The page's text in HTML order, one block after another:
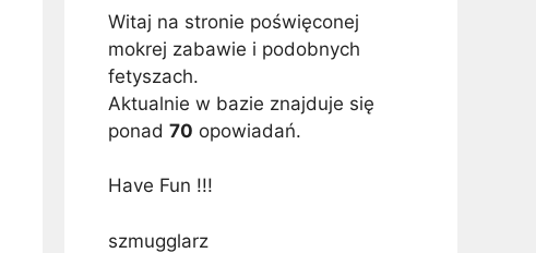
Witaj na stronie poświęconej
mokrej zabawie i podobnych
fetyszach.
Aktualnie w bazie znajduje się
ponad 70 opowiadań.
Have Fun !!!
szmugglarz